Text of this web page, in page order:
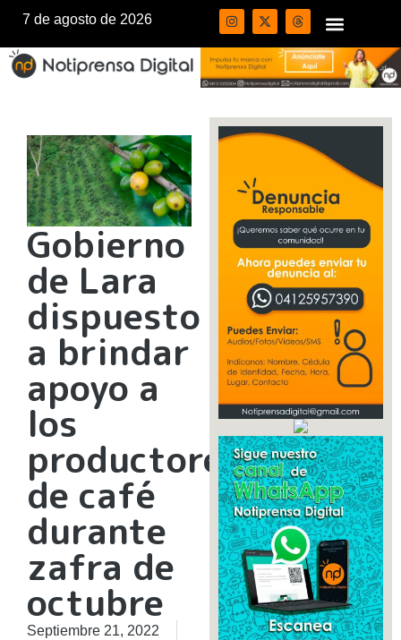
7 de agosto de 2026
Gobierno
de Lara
dispuesto
a brindar
apoyo a
los
productores
de café
durante
zafra de
octubre
Septiembre 21, 2022